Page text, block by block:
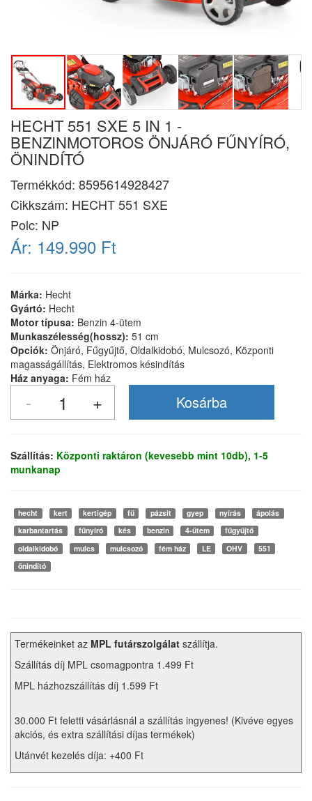
HECHT 551 SXE 5 IN 1 -
BENZINMOTOROS ÖNJÁRÓ FŰNYÍRÓ,
ÖNINDÍTÓ
Termékkód: 8595614928427
Cikkszám: HECHT 551 SXE
Polc: NP
Ár: 149.990 Ft
Márka: Hecht
Gyártó: Hecht
Motor típusa: Benzin 4-ütem
Munkaszélesség(hossz): 51 cm
Opciók: Önjáró, Fűgyűjtő, Oldalkidobó, Mulcsozó, Központi
magasságállítás, Elektromos késindítás
Ház anyaga: Fém ház
Szállítás: Központi raktáron (kevesebb mint 10db), 1-5
munkanap
hecht kert kertigép fű pázsit gyep nyírás
ápolás
karbantartás
fűnyíró kés benzin 4-ütem
fűgyűjtő
oldalkidobó
mulcs mulcsozó fém ház LE OHV
551
önindító
Termékeinket az MPL futárszolgálat szállítja.
Szállítás díj MPL csomagpontra 1.499 Ft
MPL házhozszállítás díj 1.599 Ft
30.000 Ft feletti vásárlásnál a szállítás ingyenes! (Kivéve egyes
akciós, és extra szállítási díjas termékek)
Utánvét kezelés díja: +400 Ft